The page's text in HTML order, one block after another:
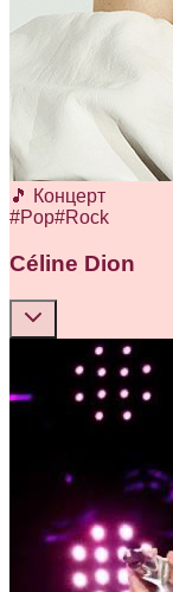
🎵 Концерт
#Pop#Rock
Céline Dion